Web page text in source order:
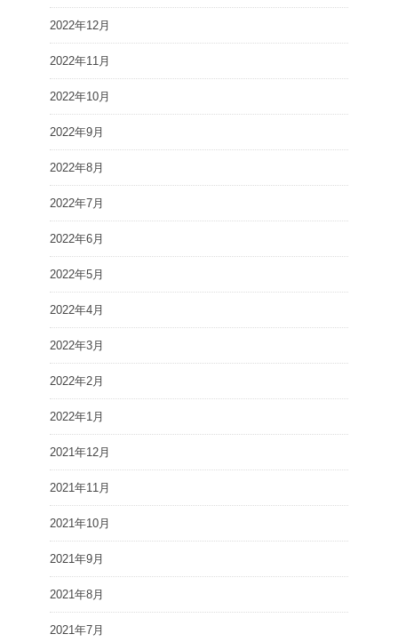
2022年12月
2022年11月
2022年10月
2022年9月
2022年8月
2022年7月
2022年6月
2022年5月
2022年4月
2022年3月
2022年2月
2022年1月
2021年12月
2021年11月
2021年10月
2021年9月
2021年8月
2021年7月